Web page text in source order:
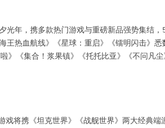
光年，携多款热门游戏与重磅新品强势集结
王热血航线》《星球：重启》《镭明闪击》
》《集合！浆果镇》《托托比亚》《不问凡
戏将携《坦克世界》《战舰世界》两大经典